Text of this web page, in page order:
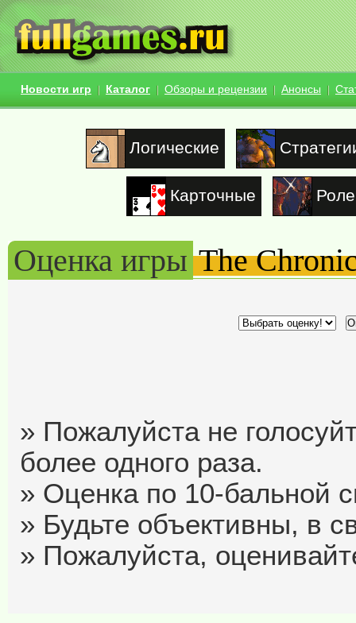
Новости игр Каталог Обзоры и рецензии Анонсы
Логические
Карточные
Оценка игры The
» Пожалуйста не
более одного раза.
» Оценка по 10-бальной
» Будьте объективны, в
» Пожалуйста,